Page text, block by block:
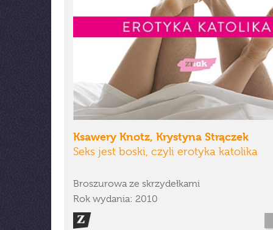
Ksawery Knotz, Krystyna Strączek
Seks jest boski, czyli erotyka katolika
Broszurowa ze skrzydełkami
Rok wydania: 2010